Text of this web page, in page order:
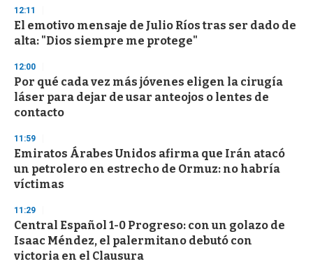
12:11
El emotivo mensaje de Julio Ríos tras ser dado de
alta: "Dios siempre me protege"
12:00
Por qué cada vez más jóvenes eligen la cirugía
láser para dejar de usar anteojos o lentes de
contacto
11:59
Emiratos Árabes Unidos afirma que Irán atacó
un petrolero en estrecho de Ormuz: no habría
víctimas
11:29
Central Español 1-0 Progreso: con un golazo de
Isaac Méndez, el palermitano debutó con
victoria en el Clausura